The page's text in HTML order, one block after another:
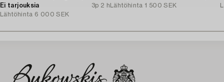
20th century.
Ei tarjouksia
3p 2 h
Lähtöhinta 6 000 SEK
Lähtöhinta 1 500 SEK